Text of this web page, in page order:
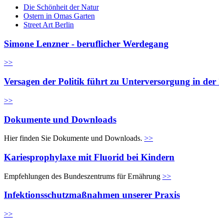
Die Schönheit der Natur
Ostern in Omas Garten
Street Art Berlin
Simone Lenzner - beruflicher Werdegang
>>
Versagen der Politik führt zu Unterversorgung in
>>
Dokumente und Downloads
Hier finden Sie Dokumente und Downloads. >>
Kariesprophylaxe mit Fluorid bei Kindern
Empfehlungen des Bundeszentrums für Ernährung >>
Infektionsschutzmaßnahmen unserer Praxis
>>